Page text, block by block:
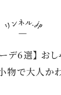
デ6選】 お
物で大人か